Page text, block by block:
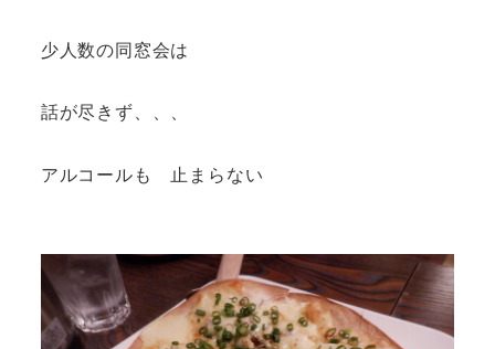
少人数の同窓会は
話が尽きず、、、
アルコールも 止まらない